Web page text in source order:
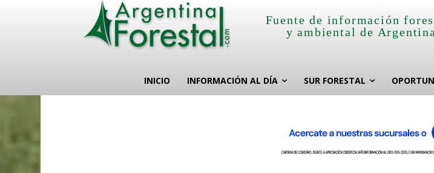
Fuente de información
y ambiental de
INICIO INFORMACIÓN AL DÍA SUR FORESTAL